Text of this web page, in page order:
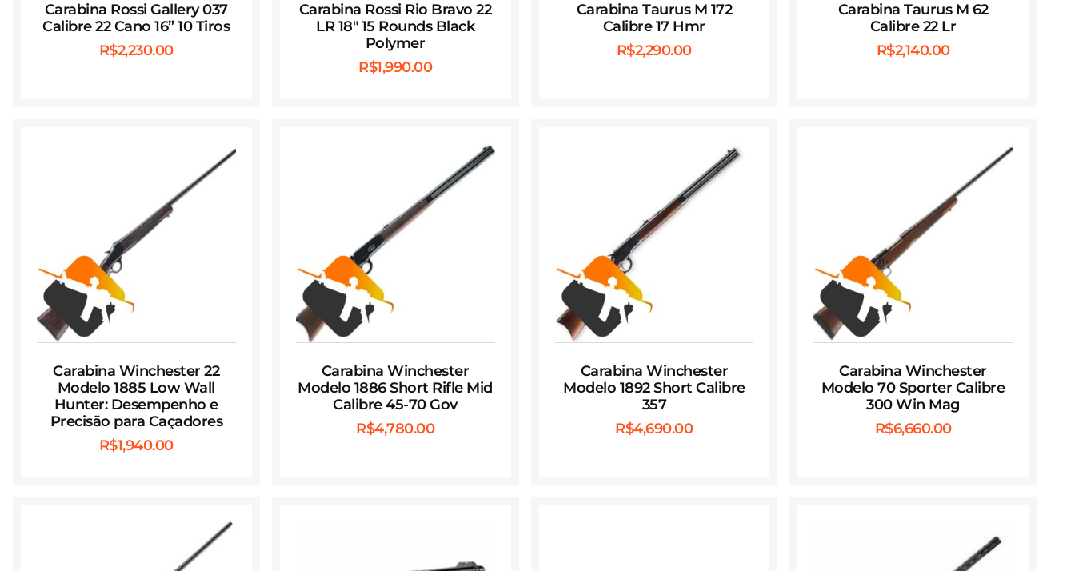
Carabina Rossi Gallery 037
Calibre 22 Cano 16” 10 Tiros
R$2,230.00
Carabina Rossi Rio Bravo 22
LR 18″ 15 Rounds Black
Polymer
R$1,990.00
Carabina Taurus M 172
Calibre 17 Hmr
R$2,290.00
Carabina Taurus M 62
Calibre 22 Lr
R$2,140.00
Carabina Winchester 22
Modelo 1885 Low Wall
Hunter: Desempenho e
Precisão para Caçadores
R$1,940.00
Carabina Winchester
Modelo 1886 Short Rifle Mid
Calibre 45-70 Gov
R$4,780.00
Carabina Winchester
Modelo 1892 Short Calibre
357
R$4,690.00
Carabina Winchester
Modelo 70 Sporter Calibre
300 Win Mag
R$6,660.00